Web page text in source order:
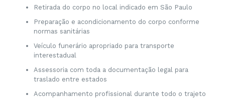
Retirada do corpo no local indicado em São Paulo
Preparação e acondicionamento do corpo conforme
normas sanitárias
Veículo funerário apropriado para transporte
interestadual
Assessoria com toda a documentação legal para
traslado entre estados
Acompanhamento profissional durante todo o trajeto